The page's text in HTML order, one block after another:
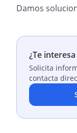
Damos
¿Te
Solicita
contacta